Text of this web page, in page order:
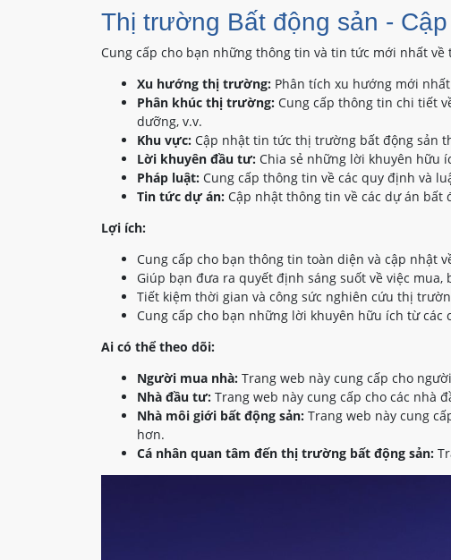
Thị trường Bất động sản -
Cung cấp cho bạn những thông tin và tin tức mới nhất
Xu hướng thị trường:Phân tích xu hướng mới nhất
Phân khúc thị trường:Cung cấp thông tin chi tiết
dưỡng, v.v.
Khu vực:Cập nhật tin tức thị trường bất động sản
Lời khuyên đầu tư:Chia sẻ những lời khuyên hữu
Pháp luật:Cung cấp thông tin về các quy định và
Tin tức dự án:Cập nhật thông tin về các dự án
Lợi ích:
Cung cấp cho bạn thông tin toàn diện và cập nhật
Giúp bạn đưa ra quyết định sáng suốt về việc mua,
Tiết kiệm thời gian và công sức nghiên cứu thị
Cung cấp cho bạn những lời khuyên hữu ích từ các
Ai có thể theo dõi:
Người mua nhà:Trang web này cung cấp cho
Nhà đầu tư:Trang web này cung cấp cho các nhà
Nhà môi giới bất động sản:Trang web này cung
hơn.
Cá nhân quan tâm đến thị trường bất động sản: